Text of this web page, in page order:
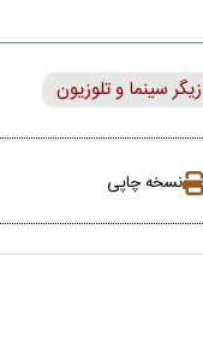
سینما و تلوزیون
نسخه چاپی